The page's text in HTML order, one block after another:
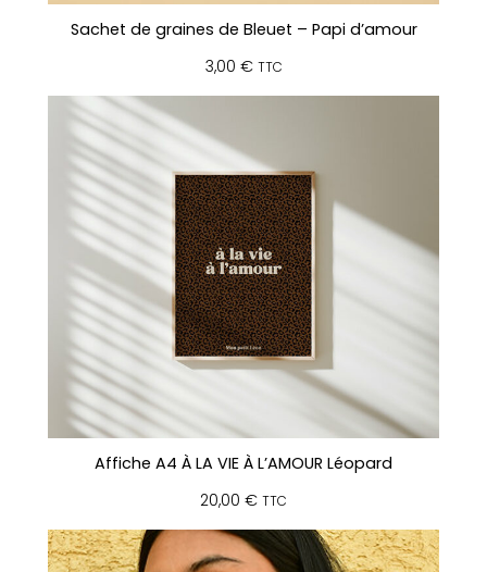
Sachet de graines de Bleuet – Papi d’amour
3,00 € TTC
Affiche A4 À LA VIE À L’AMOUR Léopard
20,00 € TTC